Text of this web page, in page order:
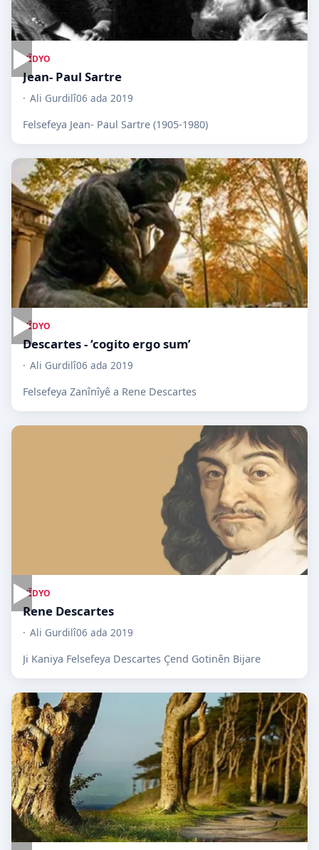
▶VÎDYO
Jean- Paul Sartre
Ali Gurdilî06 ada 2019
Felsefeya Jean- Paul Sartre (1905-1980)
▶VÎDYO
Descartes - ‘cogito ergo sum’
Ali Gurdilî06 ada 2019
Felsefeya Zanînîyê a Rene Descartes
▶VÎDYO
Rene Descartes
Ali Gurdilî06 ada 2019
Ji Kaniya Felsefeya Descartes Çend Gotinên Bijare